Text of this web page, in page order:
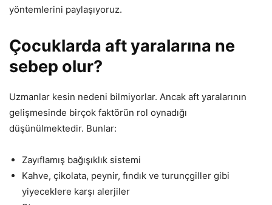
yöntemlerini paylaşıyoruz.
Çocuklarda aft yaralarına ne
sebep olur?
Uzmanlar kesin nedeni bilmiyorlar. Ancak aft yaralarının
gelişmesinde birçok faktörün rol oynadığı
düşünülmektedir. Bunlar:
Zayıflamış bağışıklık sistemi
Kahve, çikolata, peynir, fındık ve turunçgiller gibi
yiyeceklere karşı alerjiler